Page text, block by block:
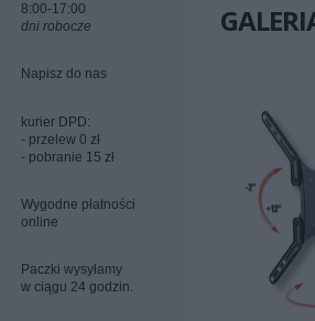
8:00-17:00
dni robocze
Napisz do nas
kurier DPD:
- przelew 0 zł
- pobranie 15 zł
Wygodne płatności
online
Paczki wysyłamy
w ciągu 24 godzin.